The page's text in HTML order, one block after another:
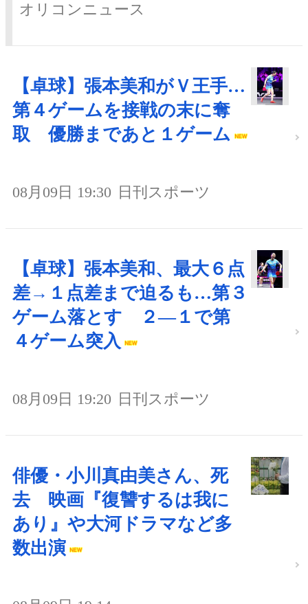
オリコンニュース
【卓球】張本美和がＶ王手…
第４ゲームを接戦の末に奪
取 優勝まであと１ゲーム
08月09日 19:30 日刊スポーツ
【卓球】張本美和、最大６点
差→１点差まで迫るも…第３
ゲーム落とす ２―１で第
４ゲーム突入
08月09日 19:20 日刊スポーツ
俳優・小川真由美さん、死
去 映画『復讐するは我に
あり』や大河ドラマなど多
数出演